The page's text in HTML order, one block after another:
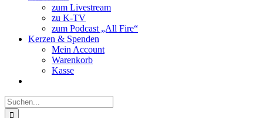
zum Livestream
zu K-TV
zum Podcast „All Fire“
Kerzen & Spenden
Mein Account
Warenkorb
Kasse
Suche
nach: